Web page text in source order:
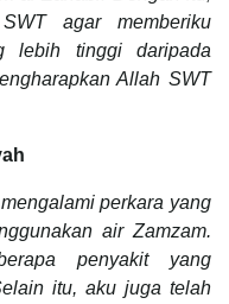
agar memberiku
lebih tinggi daripada
Allah SWT
perkara yang
air Zamzam.
penyakit yang
itu, aku juga telah